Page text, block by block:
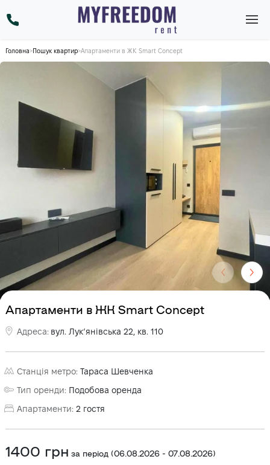
Головна>Пошук квартир>Апартаменти в ЖК Smart Concept
Апартаменти в ЖК Smart Concept
Адреса: вул. Лукʼянівська 22, кв. 110
Станція метро: Тараса Шевченка
Тип оренди: Подобова оренда
Апартаменти: 2 гостя
1400 грн за період (06.08.2026 - 07.08.2026)